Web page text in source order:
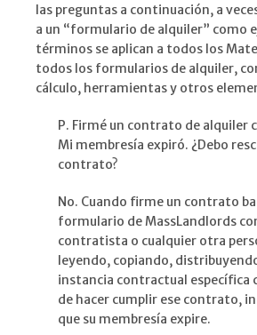
las preguntas a continuación, a
a un “formulario de alquiler” como
términos se aplican a todos los
todos los formularios de alquiler,
cálculo, herramientas y otros
P. Firmé un contrato de alquiler
Mi membresía expiró. ¿Debo
contrato?
No. Cuando firme un contrato
formulario de MassLandlords
contratista o cualquier otra
leyendo, copiando,
instancia contractual específica
de hacer cumplir ese contrato,
que su membresía expire.